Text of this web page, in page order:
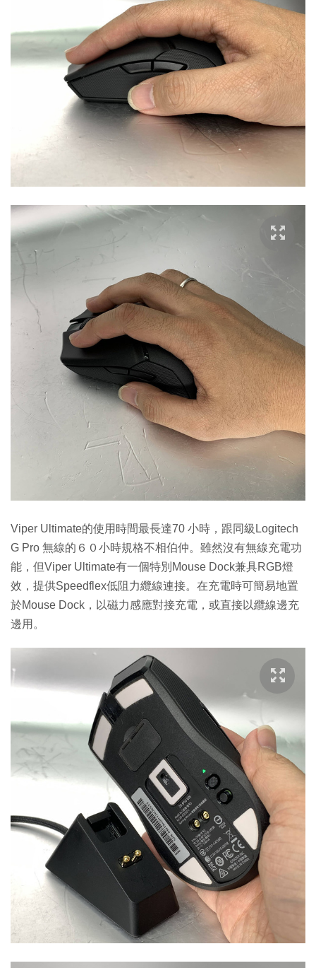
Viper Ultimate的使用時間最長達70 小時，跟同級Logitech
G Pro 無線的６０小時規格不相伯仲。雖然沒有無線充電功
能，但Viper Ultimate有一個特別Mouse Dock兼具RGB燈
效，提供Speedflex低阻力纜線連接。在充電時可簡易地置
於Mouse Dock，以磁力感應對接充電，或直接以纜線邊充
邊用。